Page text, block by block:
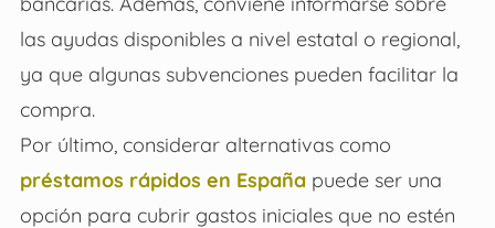
las ayudas disponibles a nivel estatal o regional,
ya que algunas subvenciones pueden facilitar la
compra.
Por último, considerar alternativas como
préstamos rápidos en Españapuede ser una
opción para cubrir gastos iniciales que no estén